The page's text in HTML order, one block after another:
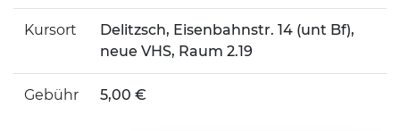
Kursort
Delitzsch, Eisenbahnstr. 14 (unt Bf),
neue VHS, Raum 2.19
Gebühr 5,00 €